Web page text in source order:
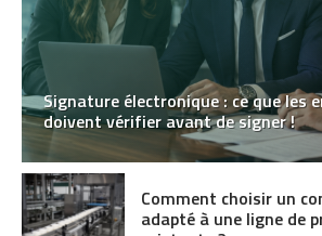
Signature électronique : ce que les
doivent vérifier avant de signer !
Comment choisir un
adapté à une ligne de